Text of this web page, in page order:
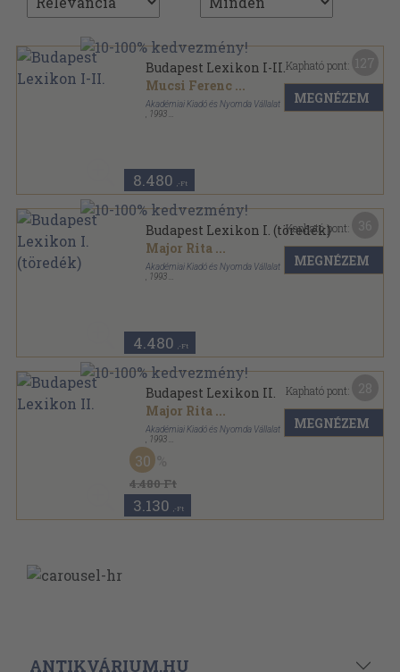
Budapest Lexikon I-II.
Mucsi Ferenc ...
Akadémiai Kiadó és Nyomda Vállalat
1993
8.480 ,-Ft
Kapható pont:
MEGNÉZEM
Budapest Lexikon I. (töredék)
Major Rita ...
Akadémiai Kiadó és Nyomda Vállalat
1993
4.480 ,-Ft
Kapható pont:
MEGNÉZEM
Budapest Lexikon II.
Major Rita ...
Akadémiai Kiadó és Nyomda Vállalat
1993
Vászon
4.480 Ft
30
3.130 ,-Ft
Kapható pont:
MEGNÉZEM
ANTIKVÁRIUM.HU